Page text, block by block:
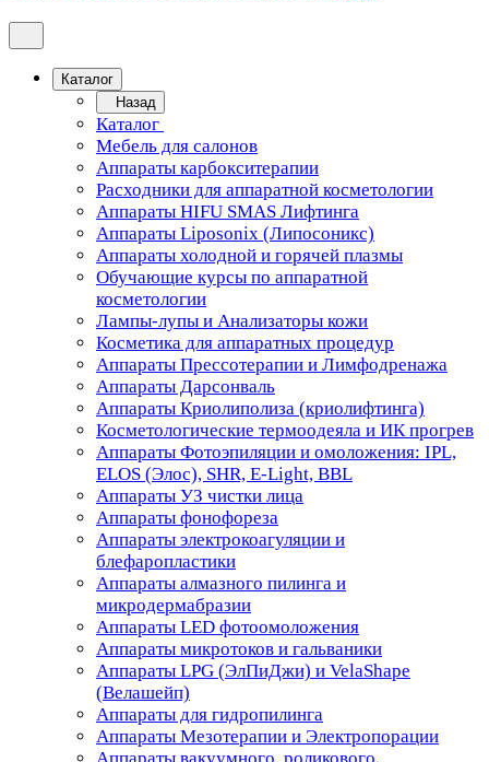
Каталог
Назад
Каталог
Мебель для салонов
Аппараты карбокситерапии
Расходники для аппаратной косметологии
Аппараты HIFU SMAS Лифтинга
Аппараты Liposonix (Липосоникс)
Аппараты холодной и горячей плазмы
Обучающие курсы по аппаратной
косметологии
Лампы-лупы и Анализаторы кожи
Косметика для аппаратных процедур
Аппараты Прессотерапии и Лимфодренажа
Аппараты Дарсонваль
Аппараты Криолиполиза (криолифтинга)
Косметологические термоодеяла и ИК прогрев
Аппараты Фотоэпиляции и омоложения: IPL,
ELOS (Элос), SHR, E-Light, BBL
Аппараты УЗ чистки лица
Аппараты фонофореза
Аппараты электрокоагуляции и
блефаропластики
Аппараты алмазного пилинга и
микродермабразии
Аппараты LED фотоомоложения
Аппараты микротоков и гальваники
Аппараты LPG (ЭлПиДжи) и VelaShape
(Велашейп)
Аппараты для гидропилинга
Аппараты Мезотерапии и Электропорации